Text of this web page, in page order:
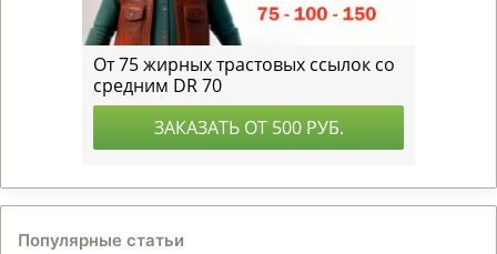
Популярные статьи